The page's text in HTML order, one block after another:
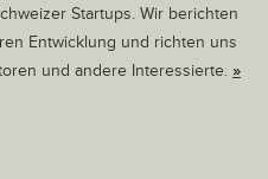
Startups. Wir berichten
Entwicklung und richten uns
und andere Interessierte. »